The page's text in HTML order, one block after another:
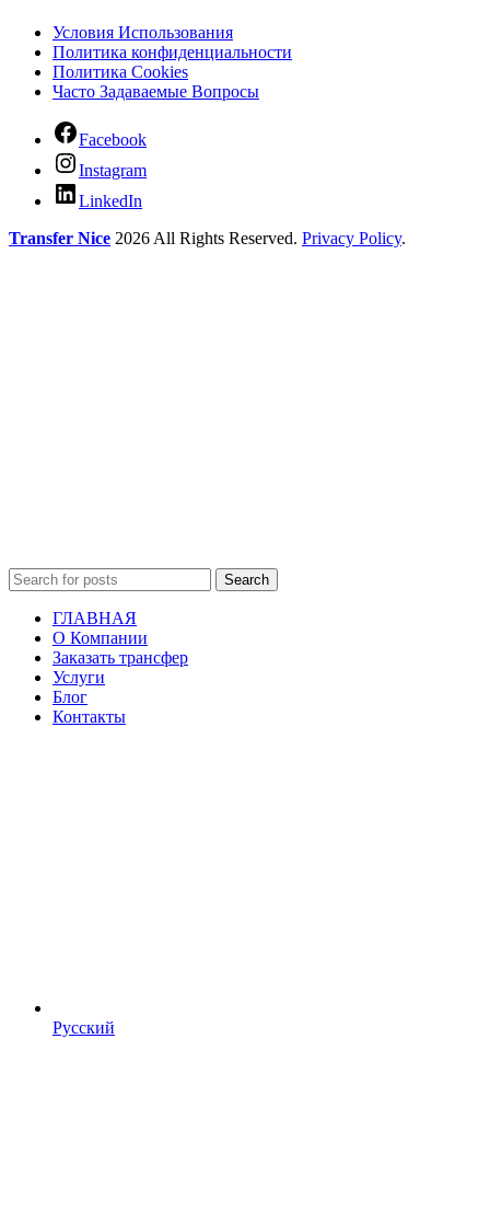
Условия Использования
Политика конфиденциальности
Политика Cookies
Часто Задаваемые Вопросы
Facebook
Instagram
LinkedIn
Transfer Nice 2026 All Rights Reserved. Privacy Policy.
Search
ГЛАВНАЯ
О Компании
Заказать трансфер
Услуги
Блог
Контакты
Русский